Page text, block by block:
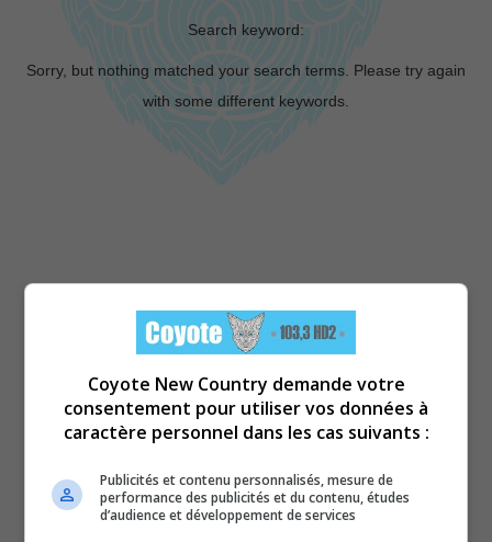
Search keyword:
Sorry, but nothing matched your search terms. Please try again
with some different keywords.
Coyote New Country demande votre
consentement pour utiliser vos données à
caractère personnel dans les cas suivants :
Publicités et contenu personnalisés, mesure de
performance des publicités et du contenu, études
d’audience et développement de services